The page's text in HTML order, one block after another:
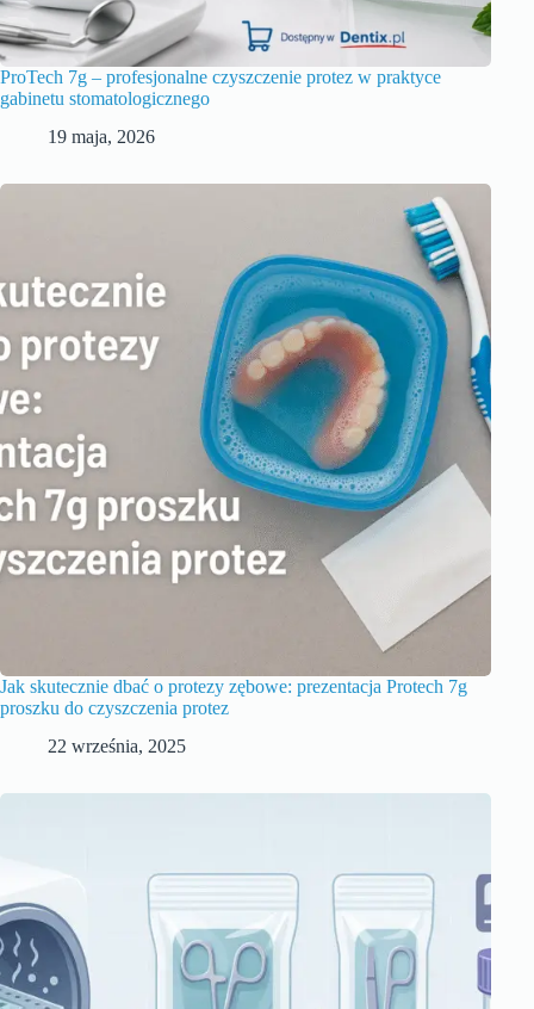
ProTech 7g – profesjonalne czyszczenie protez w praktyce
gabinetu stomatologicznego
19 maja, 2026
Jak skutecznie dbać o protezy zębowe: prezentacja Protech 7g
proszku do czyszczenia protez
22 września, 2025